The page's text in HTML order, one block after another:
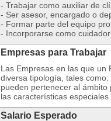
- Trabajar como auxiliar de
- Ser asesor, encargado o
- Formar parte del equipo
- Incorporarse como
Empresas para Trabajar
Las Empresas en las que un
diversa tipología, tales
pueden pertenecer al
las características
Salario Esperado